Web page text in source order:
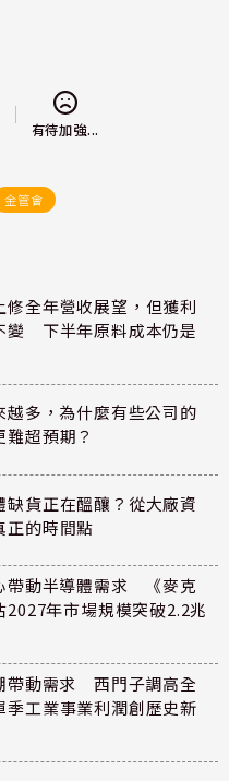
有待加強...
金管會
修全年營收展望，但獲利
變 下半年原料成本仍是
越多，為什麼有些公司的
超預期？
缺貨正在醞釀？從大廠資
正的時間點
帶動半導體需求 《麥克
2027年市場規模突破2.2兆
帶動需求 西門子調高全
季工業事業利潤創歷史新